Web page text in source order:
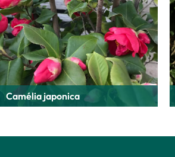
Camélia japonica